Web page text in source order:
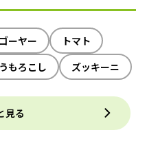
ゴーヤー
トマト
もろこし ズッキーニ
見る